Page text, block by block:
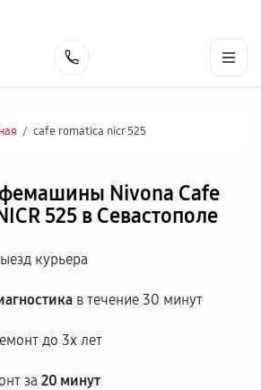
/ cafe romatica nicr 525
Nivona Cafe
525 в Севастополе
курьера
в течение 30 минут
до 3х лет
за 20 минут